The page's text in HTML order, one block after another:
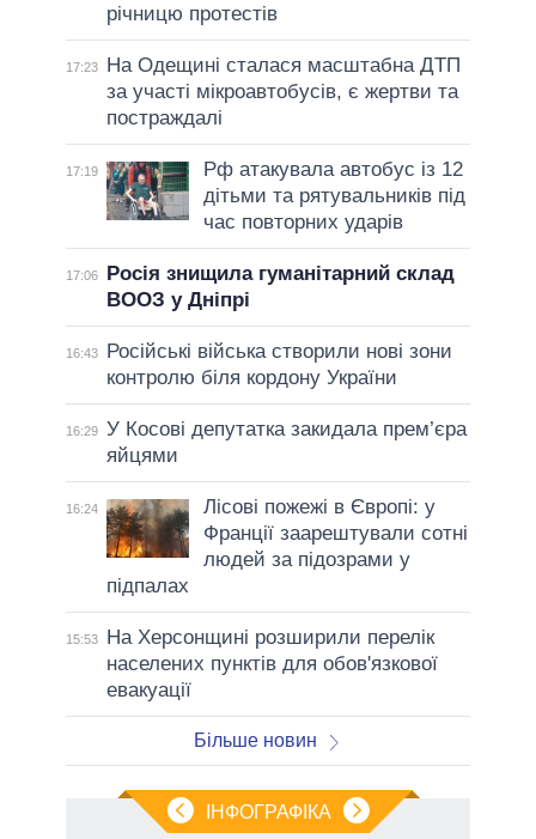
річницю протестів
17:23
На Одещині сталася масштабна ДТП
за участі мікроавтобусів, є жертви та
постраждалі
17:19
Рф атакувала автобус із 12
дітьми та рятувальників під
час повторних ударів
17:06
Росія знищила гуманітарний склад
ВООЗ у Дніпрі
16:43
Російські війська створили нові зони
контролю біля кордону України
16:29 У Косові депутатка закидала прем’єра
яйцями
16:24
Лісові пожежі в Європі: у
Франції заарештували сотні
людей за підозрами у
підпалах
15:53
На Херсонщині розширили перелік
населених пунктів для обов'язкової
евакуації
Більше новин
ІНФОГРАФІКА